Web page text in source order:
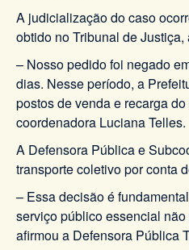
A judicialização do caso
obtido no Tribunal de
– Nosso pedido foi negado
dias. Nesse período, a
postos de venda e recarga
coordenadora Luciana Telles.
A Defensora Pública e
transporte coletivo por conta
– Essa decisão é
serviço público essencial
afirmou a Defensora Pública